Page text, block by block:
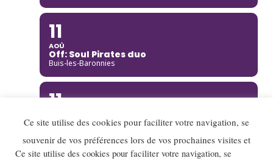
11
AOÛ
Off: Soul Pirates duo
Buis-les-Baronnies
11
Off: Soul Pirates duo
Ce site utilise des cookies pour faciliter votre navigation, se
souvenir de vos préférences lors de vos prochaines visites et
Ce site utilise des cookies pour faciliter votre navigation, se